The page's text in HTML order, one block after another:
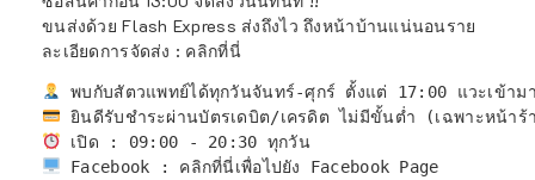
ขนส่งด้วย Flash Express ส่งถึงไว ถึงหน้าบ้านแน่นอนราย
ละเอียดการจัดส่ง : คลิกที่นี่
เปิด : 09:00 - 20:30 ทุกวัน